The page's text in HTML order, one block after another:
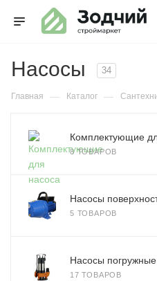
Насосы 34
Главная — Каталог —
Комплектующие
8 ТОВАРОВ
Насосы
5 ТОВАРОВ
Насосы погружные
17 ТОВАРОВ